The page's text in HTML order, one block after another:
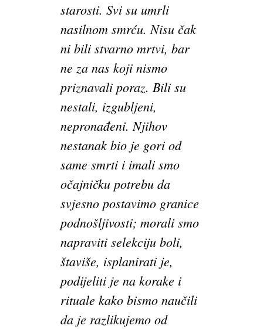
starosti. Svi su umrli
nasilnom smrću. Nisu čak
ni bili stvarno mrtvi, bar
ne za nas koji nismo
priznavali poraz. Bili su
nestali, izgubljeni,
nepronađeni. Njihov
nestanak bio je gori od
same smrti i imali smo
očajničku potrebu da
svjesno postavimo granice
podnošljivosti; morali smo
napraviti selekciju boli,
štaviše, isplanirati je,
podijeliti je na korake i
rituale kako bismo naučili
da je razlikujemo od